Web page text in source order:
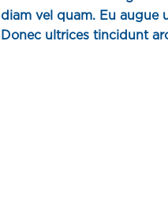
diam vel quam. Eu augue
Donec ultrices tincidunt
urna neque viverra justo